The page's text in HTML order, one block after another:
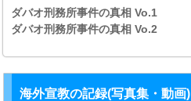
ダバオ刑務所事件の真相Vo.1
ダバオ刑務所事件の真相Vo.2
海外宣教の記録(写真集・動画)